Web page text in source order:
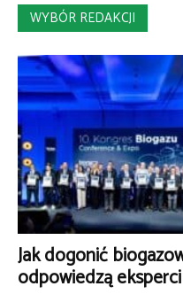
WYBÓR REDAKCJI
Jak dogonić
odpowiedzą eksperci